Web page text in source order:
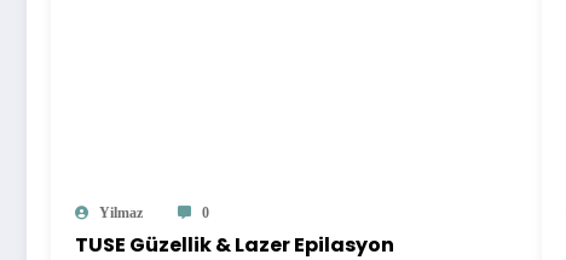
Yilmaz 0
TUSE Güzellik & Lazer Epilasyon